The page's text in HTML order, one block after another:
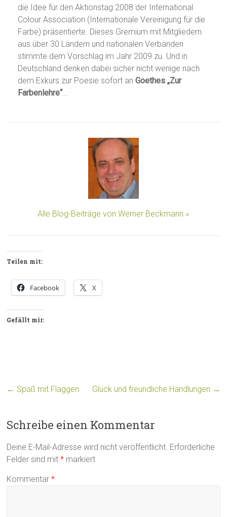
die Idee für den Aktionstag 2008 der International
Colour Association (Internationale Vereinigung für die
Farbe) präsentierte. Dieses Gremium mit Mitgliedern
aus über 30 Ländern und nationalen Verbänden
stimmte dem Vorschlag im Jahr 2009 zu. Und in
Deutschland denken dabei sicher nicht wenige nach
dem Exkurs zur Poesie sofort an Goethes „Zur
Farbenlehre“…
Alle Blog-Beiträge von Werner Beckmann »
Teilen mit:
Facebook X
Gefällt mir:
← Spaß mit Flaggen Glück und freundliche Handlungen →
Schreibe einen Kommentar
Deine E-Mail-Adresse wird nicht veröffentlicht. Erforderliche
Felder sind mit* markiert
Kommentar*